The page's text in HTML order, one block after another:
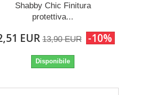
Shabby Chic Finitura
protettiva...
EUR 13,90 EUR -10%
Disponibile